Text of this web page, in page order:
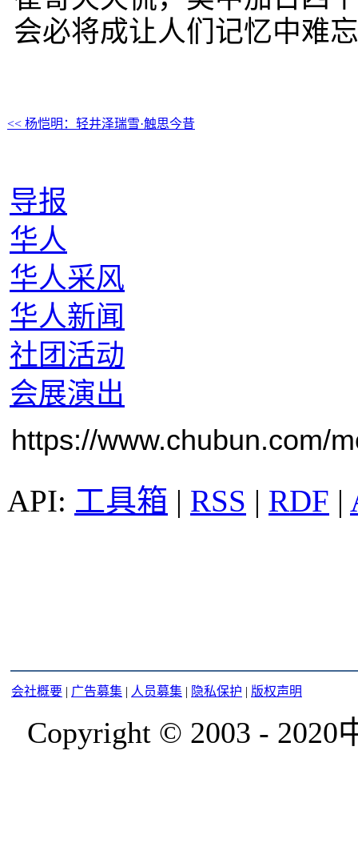
会必将成让人们记忆中难
<< 杨恺明：轻井泽瑞雪·触思今昔
导报
华人
华人采风
华人新闻
社团活动
会展演出
https://www.chubun.com/
工具箱 | RSS | RDF |
会社概要 | 广告募集 | 人员募集 | 隐私保护 | 版权声明
Copyright © 2003 -